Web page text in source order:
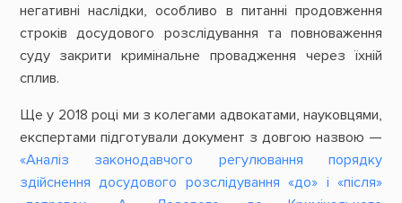
негативні наслідки, особливо в питанні продовження
строків досудового розслідування та повноваження
суду закрити кримінальне провадження через їхній
сплив.
Ще у 2018 році ми з колегами адвокатами, науковцями,
експертами підготували документ з довгою назвою —
«Аналіз законодавчого регулювання порядку
здійснення досудового розслідування «до» і «після»